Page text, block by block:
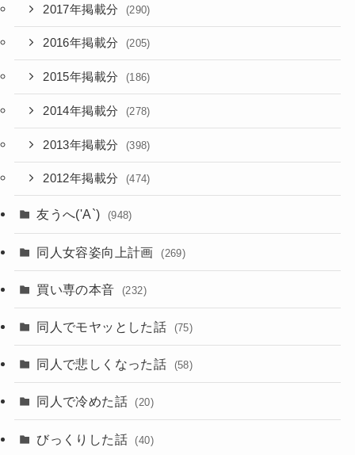
2017年掲載分 (290)
2016年掲載分 (205)
2015年掲載分 (186)
2014年掲載分 (278)
2013年掲載分 (398)
2012年掲載分 (474)
友うへ('A`) (948)
同人女容姿向上計画 (269)
買い専の本音 (232)
同人でモヤッとした話 (75)
同人で悲しくなった話 (58)
同人で冷めた話 (20)
びっくりした話 (40)